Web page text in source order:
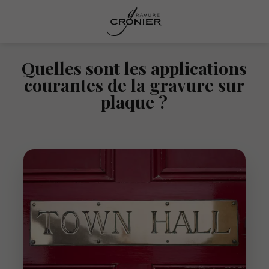
Quelles sont les applications
courantes de la gravure sur
plaque ?